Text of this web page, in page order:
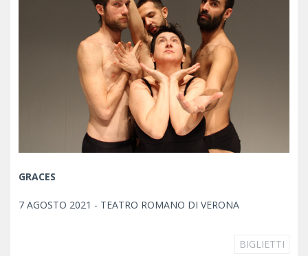
GRACES
7 AGOSTO 2021 - TEATRO ROMANO DI VERONA
BIGLIETTI